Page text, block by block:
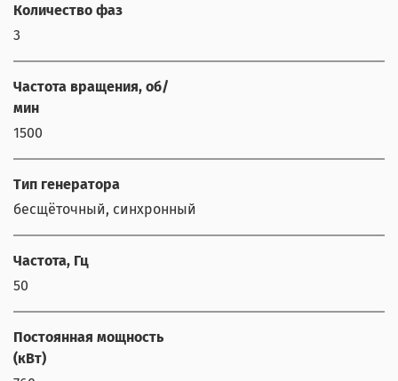
Количество фаз
3
Частота вращения, об/
мин
1500
Тип генератора
бесщёточный, синхронный
Частота, Гц
50
Постоянная мощность
(кВт)